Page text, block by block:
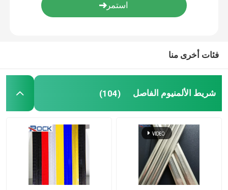
فئات أخرى منا
شريط الألمنيوم الفاصل (104)